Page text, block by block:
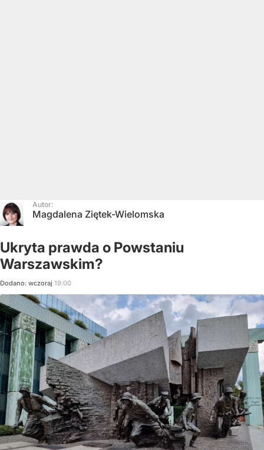
Autor:
Magdalena Ziętek-Wielomska
Ukryta prawda o Powstaniu
Warszawskim?
Dodano: wczoraj 19:00